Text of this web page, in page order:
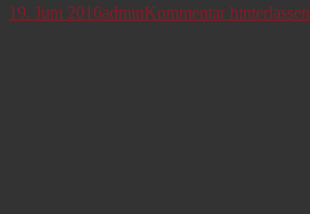
Veröffentlicht
19. Juni 2016Autor
adminKommentar hinterlassen